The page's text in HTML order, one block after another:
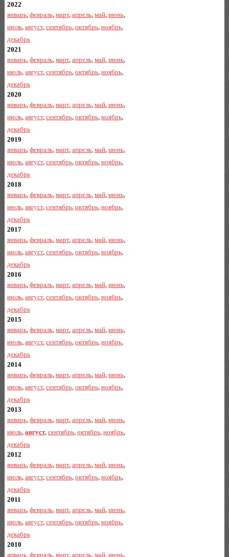
2022
январь, февраль, март, апрель, май, июнь,
июль, август, сентябрь, октябрь, ноябрь,
декабрь
2021
январь, февраль, март, апрель, май, июнь,
июль, август, сентябрь, октябрь, ноябрь,
декабрь
2020
январь, февраль, март, апрель, май, июнь,
июль, август, сентябрь, октябрь, ноябрь,
декабрь
2019
январь, февраль, март, апрель, май, июнь,
июль, август, сентябрь, октябрь, ноябрь,
декабрь
2018
январь, февраль, март, апрель, май, июнь,
июль, август, сентябрь, октябрь, ноябрь,
декабрь
2017
январь, февраль, март, апрель, май, июнь,
июль, август, сентябрь, октябрь, ноябрь,
декабрь
2016
январь, февраль, март, апрель, май, июнь,
июль, август, сентябрь, октябрь, ноябрь,
декабрь
2015
январь, февраль, март, апрель, май, июнь,
июль, август, сентябрь, октябрь, ноябрь,
декабрь
2014
январь, февраль, март, апрель, май, июнь,
июль, август, сентябрь, октябрь, ноябрь,
декабрь
2013
январь, февраль, март, апрель, май, июнь,
июль, август, сентябрь, октябрь, ноябрь,
декабрь
2012
январь, февраль, март, апрель, май, июнь,
июль, август, сентябрь, октябрь, ноябрь,
декабрь
2011
январь, февраль, март, апрель, май, июнь,
июль, август, сентябрь, октябрь, ноябрь,
декабрь
2010
январь, февраль, март, апрель, май, июнь,